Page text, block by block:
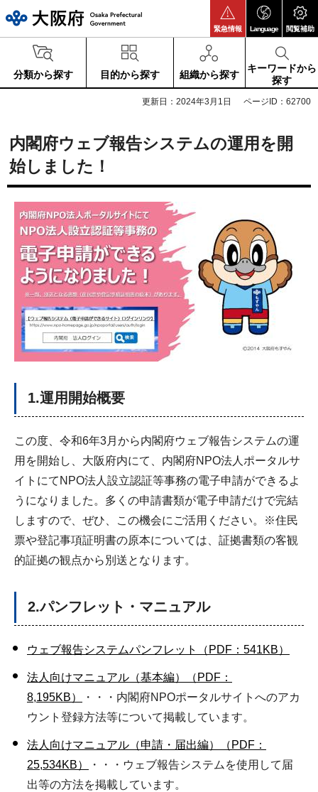
緊急情報 Language 閲覧補助
分類から探す 目的から探す 組織から探す
キーワードから
探す
更新日：2024年3月1日 ページID：62700
内閣府ウェブ報告システムの運用を開
始しました！
1.運用開始概要
この度、令和6年3月から内閣府ウェブ報告システムの運
用を開始し、大阪府内にて、内閣府NPO法人ポータルサ
イトにてNPO法人設立認証等事務の電子申請ができるよ
うになりました。多くの申請書類が電子申請だけで完結
しますので、ぜひ、この機会にご活用ください。※住民
票や登記事項証明書の原本については、証拠書類の客観
的証拠の観点から別送となります。
2.パンフレット・マニュアル
ウェブ報告システムパンフレット（PDF：541KB）
法人向けマニュアル（基本編）（PDF：
8,195KB）
・・・内閣府NPOポータルサイトへのアカ
ウント登録方法等について掲載しています。
法人向けマニュアル（申請・届出編）（PDF：
25,534KB）
・・・ウェブ報告システムを使用して届
出等の方法を掲載しています。